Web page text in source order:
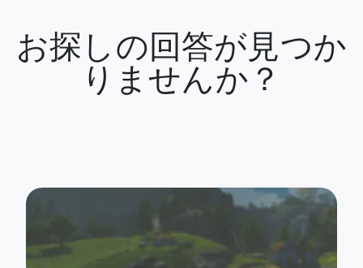
お探しの回答が見つか
りませんか？